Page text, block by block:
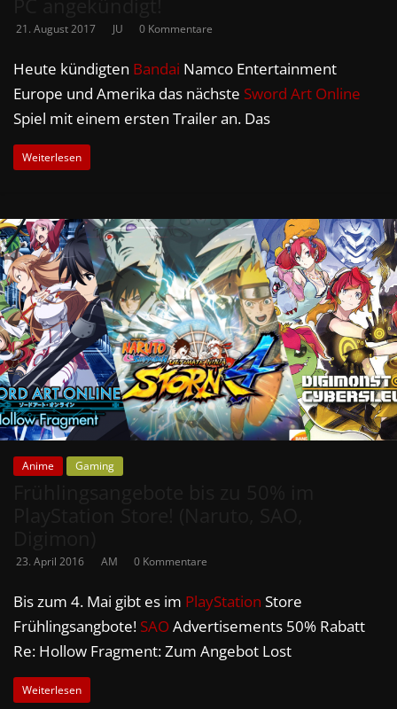
21. August 2017 JU 0 Kommentare
Heute kündigten Bandai Namco Entertainment
Europe und Amerika das nächste Sword Art Online
Spiel mit einem ersten Trailer an. Das
Weiterlesen
Anime Gaming
23. April 2016 AM 0 Kommentare
Bis zum 4. Mai gibt es im PlayStation Store
Frühlingsangbote! SAOAdvertisements 50% Rabatt
Re: Hollow Fragment: Zum Angebot Lost
Weiterlesen